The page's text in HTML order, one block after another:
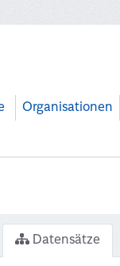
Organisationen
Datensätze